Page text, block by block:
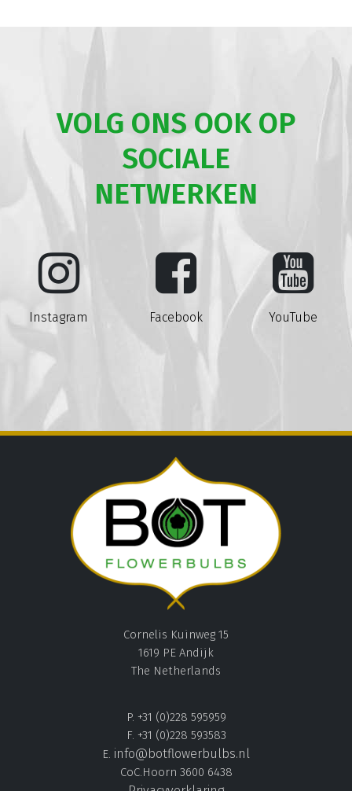
VOLG ONS OOK OP
SOCIALE
NETWERKEN
Instagram Facebook YouTube
Cornelis Kuinweg 15
1619 PE Andijk
The Netherlands
P. +31 (0)228 595959
F. +31 (0)228 593583
E. info@botflowerbulbs.nl
CoC.Hoorn 3600 6438